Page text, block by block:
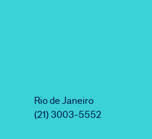
Rio de Janeiro
(21) 3003-5552